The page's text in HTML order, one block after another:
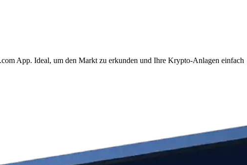
App. Ideal, um den Markt zu erkunden und Ihre Krypto-Anlagen einfach